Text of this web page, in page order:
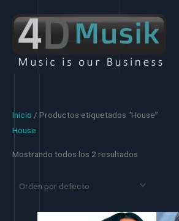
contenido
Inicio / Productos etiquetados “House”
House
Mostrando todos los 2 resultados